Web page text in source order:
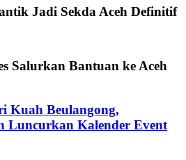
Jadi Sekda Aceh Definitif
Salurkan Bantuan ke Aceh
Kuah Beulangong,
Luncurkan Kalender Event